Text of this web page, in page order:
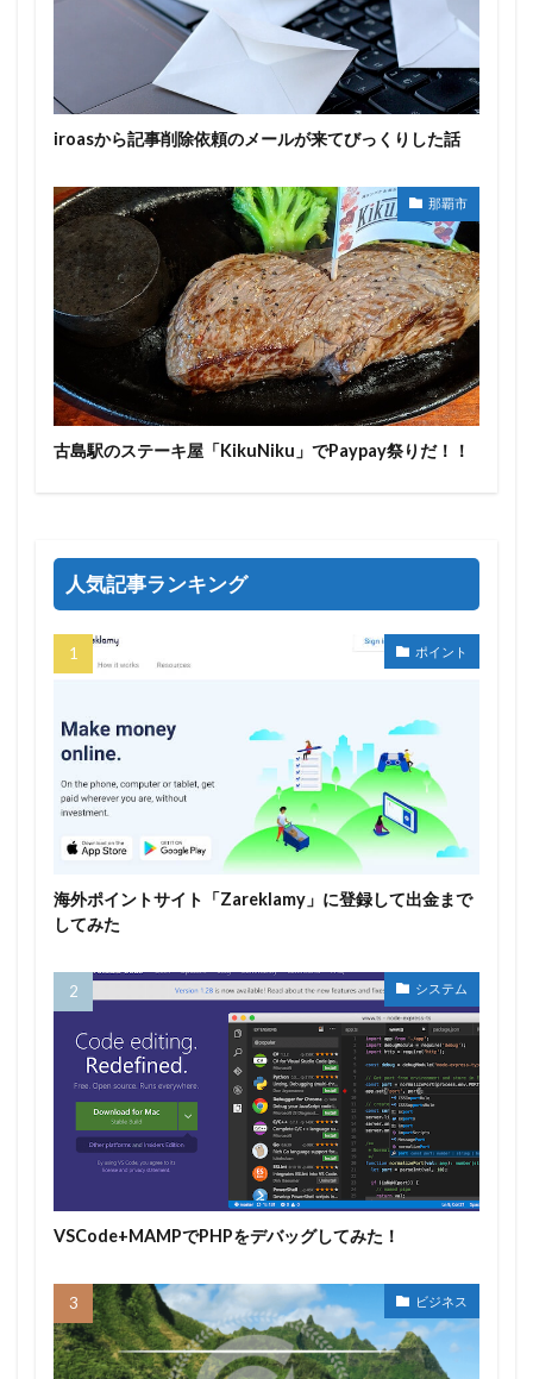
iroasから記事削除依頼のメールが来てびっくりした話
那覇市
古島駅のステーキ屋「KikuNiku」でPaypay祭りだ！！
人気記事ランキング
ポイント
海外ポイントサイト「Zareklamy」に登録して出金まで
してみた
システム
VSCode+MAMPでPHPをデバッグしてみた！
ビジネス